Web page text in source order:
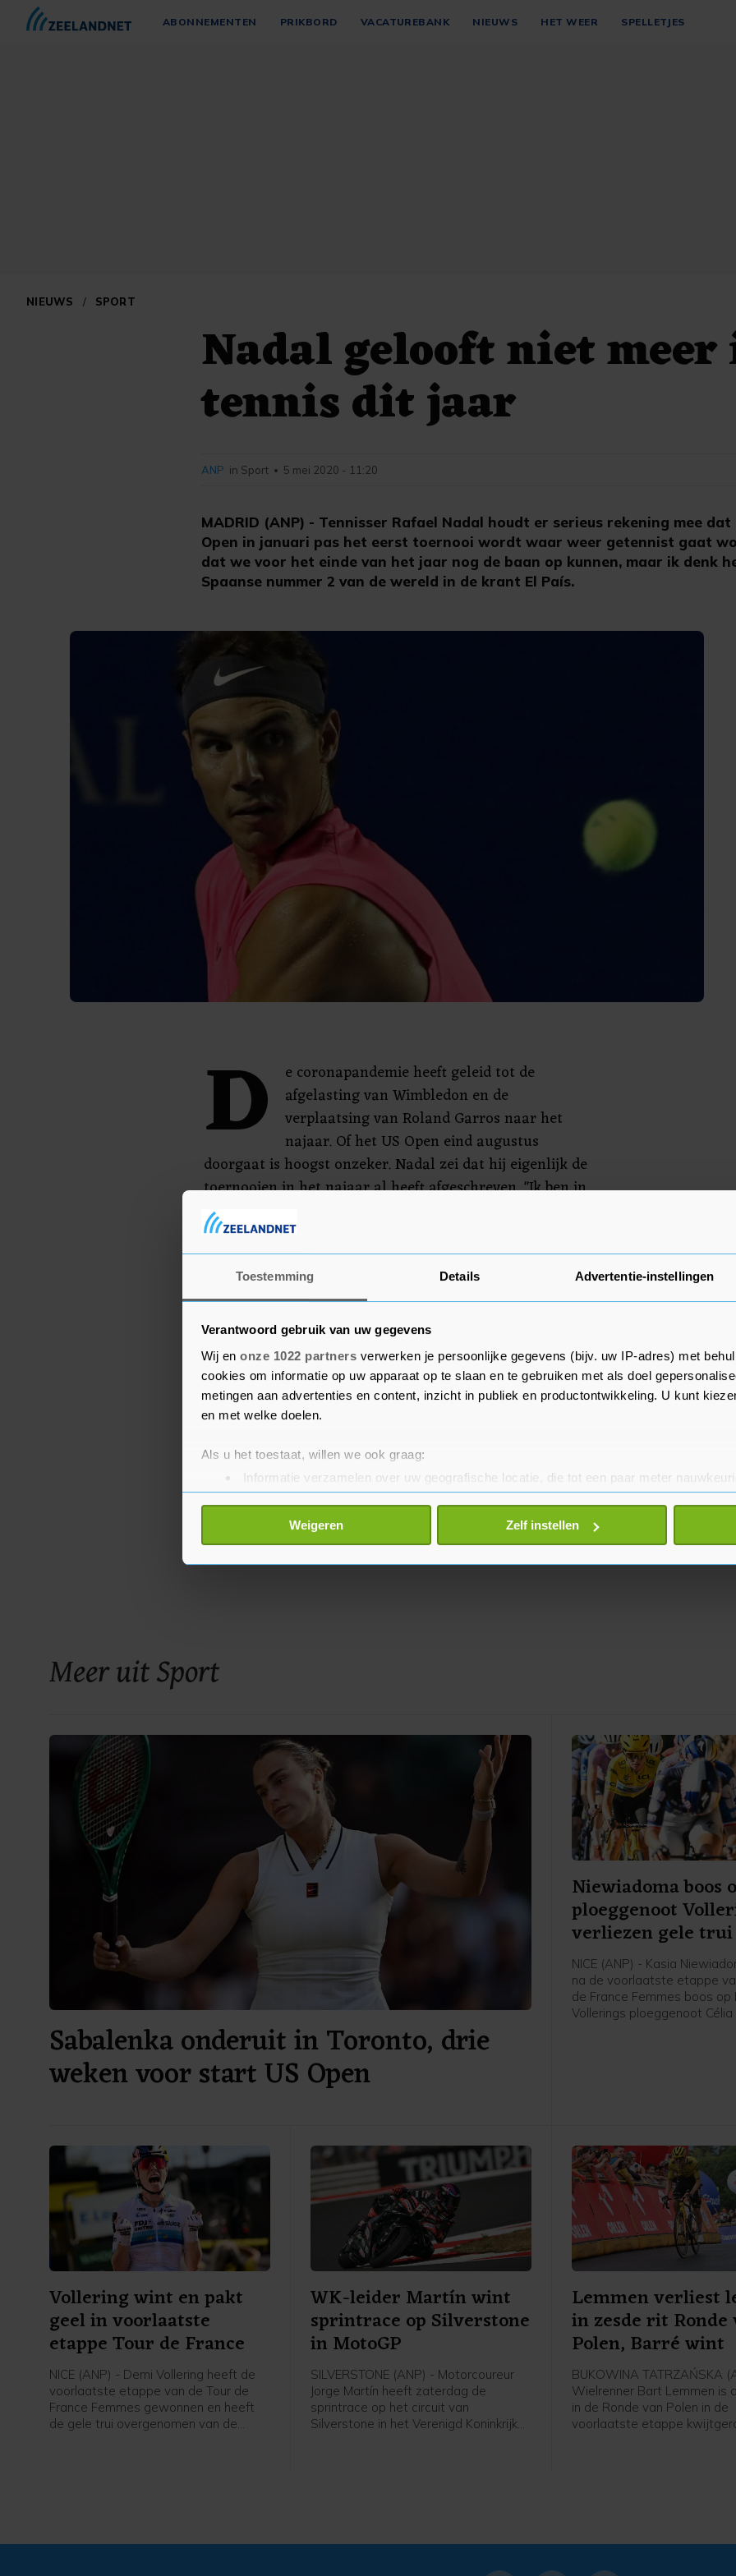
Toestemming Details Advertentie-instellingen
Verantwoord gebruik van uw gegevens
Wij en onze 1022 partners verwerken je persoonlijke gegevens (bijv. uw IP-adres) met
cookies om informatie op uw apparaat op te slaan en te gebruiken met als doel
metingen aan advertenties en content, inzicht in publiek en productontwikkeling. U kunt
en met welke doelen.
Als u het toestaat, willen we ook graag:
Informatie verzamelen over uw geografische locatie, die tot een paar meter
Uw apparaat identificeren door het actief te scannen op specifieke eigenschappen
Lees meer over hoe uw persoonlijke gegevens worden verwerkt en stel uw voorkeuren in het
toestemming op elk moment wijzigen of intrekken in de Cookieverklaring.
Weigeren Zelf instellen
ABONNEMENTEN PRIKBORD VACATUREBANK NIEUWS HET WEER SPELLETJES
NIEUWS / SPORT
Nadal gelooft niet
tennis dit jaar
MADRID (ANP) - Tennisser Rafael Nadal houdt er serieus rekening mee
Open in januari pas het eerst toernooi wordt waar weer getennist gaat
dat we voor het einde van het jaar nog de baan op kunnen, maar ik denk
Spaanse nummer 2 van de wereld in de krant El País.
ANP in Sport • 5 mei 2020 - 11:20
D
e coronapandemie heeft geleid tot de
afgelasting van Wimbledon en de
verplaatsing van Roland Garros naar het
najaar. Of het US Open eind augustus
doorgaat is hoogst onzeker. Nadal zei dat hij eigenlijk de
toernooien in het najaar al heeft afgeschreven. "Ik ben in
mijn hoofd al bezig met de Australian Open. Ik denk dat
het tennisjaar 2020 vrijwel verloren is. Ik hoop echt dat
we volgend jaar weer kunnen beginnen."
Meer uit Sport
Sabalenka onderuit in Toronto, drie
weken voor start US Open
Niewiadoma boos
ploeggenoot
verliezen gele trui
NICE (ANP) - Kasia
na de voorlaatste etappe
de France Femmes boos op
Vollerings ploeggenoot Célia
Vollering wint en pakt
geel in voorlaatste
etappe Tour de France
NICE (ANP) - Demi Vollering heeft de
voorlaatste etappe van de Tour de
France Femmes gewonnen en heeft
de gele trui overgenomen van de
WK-leider Martín wint
sprintrace op Silverstone
in MotoGP
SILVERSTONE (ANP) - Motorcoureur
Jorge Martín heeft zaterdag de
sprintrace op het circuit van
Silverstone in het Verenigd Koninkrijk
Lemmen verliest
in zesde rit Ronde
Polen, Barré wint
BUKOWINA TATRZAŃSKA
Wielrenner Bart Lemmen is
in de Ronde van Polen in de
voorlaatste etappe
derde.